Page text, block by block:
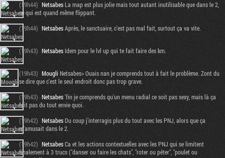
(19h44) NetsabesLa map est plus jolie mais tout autant inutilisable que dans le 2,
ce qui est quand même flippant.
(19h44) NetsabesAprès, le sanctuaire, c'est pas mal fait, surtout ça va vite.
(19h43) Netsabes Idem pour le lvl up qui te fait faire des km.
(19h43) Mougli Netsabes> Ouais nan je comprends tout à fait le problème. Zont du
se dire que c'est le seul endroit donc pas trop grave.
(19h43) Netsabes'fin je comprends qu'un menu radial ce soit pas sexy, mais là ça
fait pas du tout envie quoi.
(19h42) NetsabesDu coup j'interragis plus du tout avec les PNJ, alors que ça
m'amusait dans le 2.
(19h42) NetsabesCa et les actions contextuelles avec les PNJ qui se limitent
finalement à 3 trucs ("danser ou faire les chats", "roter ou péter", "poulet ou